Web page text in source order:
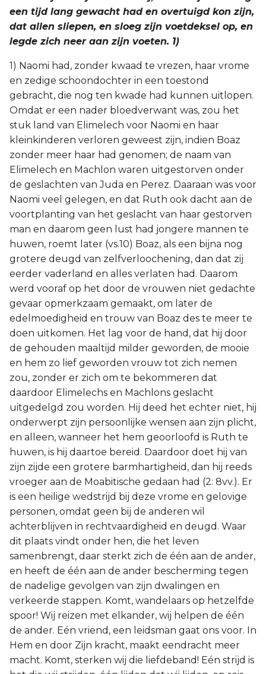
een tijd lang gewacht had en overtuigd kon zijn,
dat allen sliepen, en sloeg zijn voetdeksel op, en
legde zich neer aan zijn voeten. 1)
1) Naomi had, zonder kwaad te vrezen, haar vrome
en zedige schoondochter in een toestond
gebracht, die nog ten kwade had kunnen uitlopen.
Omdat er een nader bloedverwant was, zou het
stuk land van Elimelech voor Naomi en haar
kleinkinderen verloren geweest zijn, indien Boaz
zonder meer haar had genomen; de naam van
Elimelech en Machlon waren uitgestorven onder
de geslachten van Juda en Perez. Daaraan was voor
Naomi veel gelegen, en dat Ruth ook dacht aan de
voortplanting van het geslacht van haar gestorven
man en daarom geen lust had jongere mannen te
huwen, roemt later (vs.10) Boaz, als een bijna nog
grotere deugd van zelfverloochening, dan dat zij
eerder vaderland en alles verlaten had. Daarom
werd vooraf op het door de vrouwen niet gedachte
gevaar opmerkzaam gemaakt, om later de
edelmoedigheid en trouw van Boaz des te meer te
doen uitkomen. Het lag voor de hand, dat hij door
de gehouden maaltijd milder geworden, de mooie
en hem zo lief geworden vrouw tot zich nemen
zou, zonder er zich om te bekommeren dat
daardoor Elimelechs en Machlons geslacht
uitgedelgd zou worden. Hij deed het echter niet, hij
onderwerpt zijn persoonlijke wensen aan zijn plicht,
en alleen, wanneer het hem geoorloofd is Ruth te
huwen, is hij daartoe bereid. Daardoor doet hij van
zijn zijde een grotere barmhartigheid, dan hij reeds
vroeger aan de Moabitische gedaan had (2: 8vv.). Er
is een heilige wedstrijd bij deze vrome en gelovige
personen, omdat geen bij de anderen wil
achterblijven in rechtvaardigheid en deugd. Waar
dit plaats vindt onder hen, die het leven
samenbrengt, daar sterkt zich de één aan de ander,
en heeft de één aan de ander bescherming tegen
de nadelige gevolgen van zijn dwalingen en
verkeerde stappen. Komt, wandelaars op hetzelfde
spoor! Wij reizen met elkander, wij helpen de één
de ander. Eén vriend, een leidsman gaat ons voor. In
Hem en door Zijn kracht, maakt eendracht meer
macht. Komt, sterken wij die liefdeband! Eén strijd is